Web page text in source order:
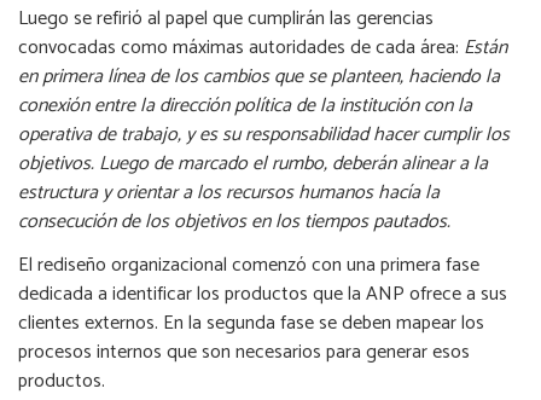
Luego se refirió al papel que cumplirán las gerencias
convocadas como máximas autoridades de cada área: Están
en primera línea de los cambios que se planteen, haciendo la
conexión entre la dirección política de la institución con la
operativa de trabajo, y es su responsabilidad hacer cumplir los
objetivos. Luego de marcado el rumbo, deberán alinear a la
estructura y orientar a los recursos humanos hacía la
consecución de los objetivos en los tiempos pautados.
El rediseño organizacional comenzó con una primera fase
dedicada a identificar los productos que la ANP ofrece a sus
clientes externos. En la segunda fase se deben mapear los
procesos internos que son necesarios para generar esos
productos.